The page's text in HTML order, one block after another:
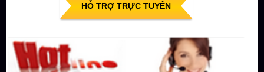
HỖ TRỢ TRỰC TUYẾN